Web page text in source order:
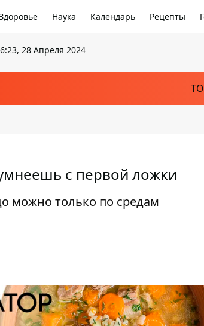
Наука Календарь Рецепты
28 Апреля 2024
с первой ложки
можно только по средам